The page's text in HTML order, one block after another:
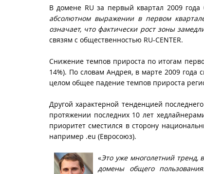
В домене RU за первый квартал 2009
абсолютном выражении в первом
означает, что фактически рост зоны
связям с общественностью RU-CENTER.
Снижение темпов прироста по итогам
14%). По словам Андрея, в марте 2009 года
целом общее падение темпов прироста
Другой характерной тенденцией
протяжении последних 10 лет
приоритет сместился в сторону
например .eu (Евросоюз).
«Это уже многолетний
домены общего